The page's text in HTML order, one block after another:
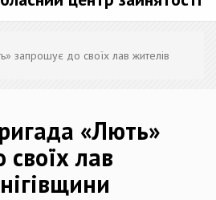
запрошує до своїх лав жителів
«Лють»
лав